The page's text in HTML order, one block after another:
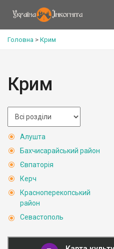
Головна > Крим
Крим
Алушта
Бахчисарайський район
Євпаторія
Керч
Красноперекопський
район
Севастополь